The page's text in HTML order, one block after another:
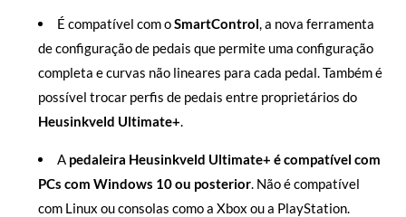
É compatível com oSmartControl, a nova ferramenta
de configuração de pedais que permite uma configuração
completa e curvas não lineares para cada pedal. Também é
possível trocar perfis de pedais entre proprietários do
Heusinkveld Ultimate+.
A pedaleira Heusinkveld Ultimate+ é compatível com
PCs com Windows 10 ou posterior. Não é compatível
com Linux ou consolas como a Xbox ou a PlayStation.